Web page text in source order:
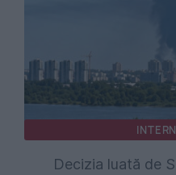
Decizia luată de